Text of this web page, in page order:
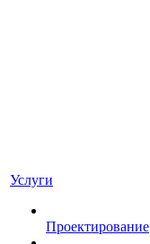
Услуги
Проектирование